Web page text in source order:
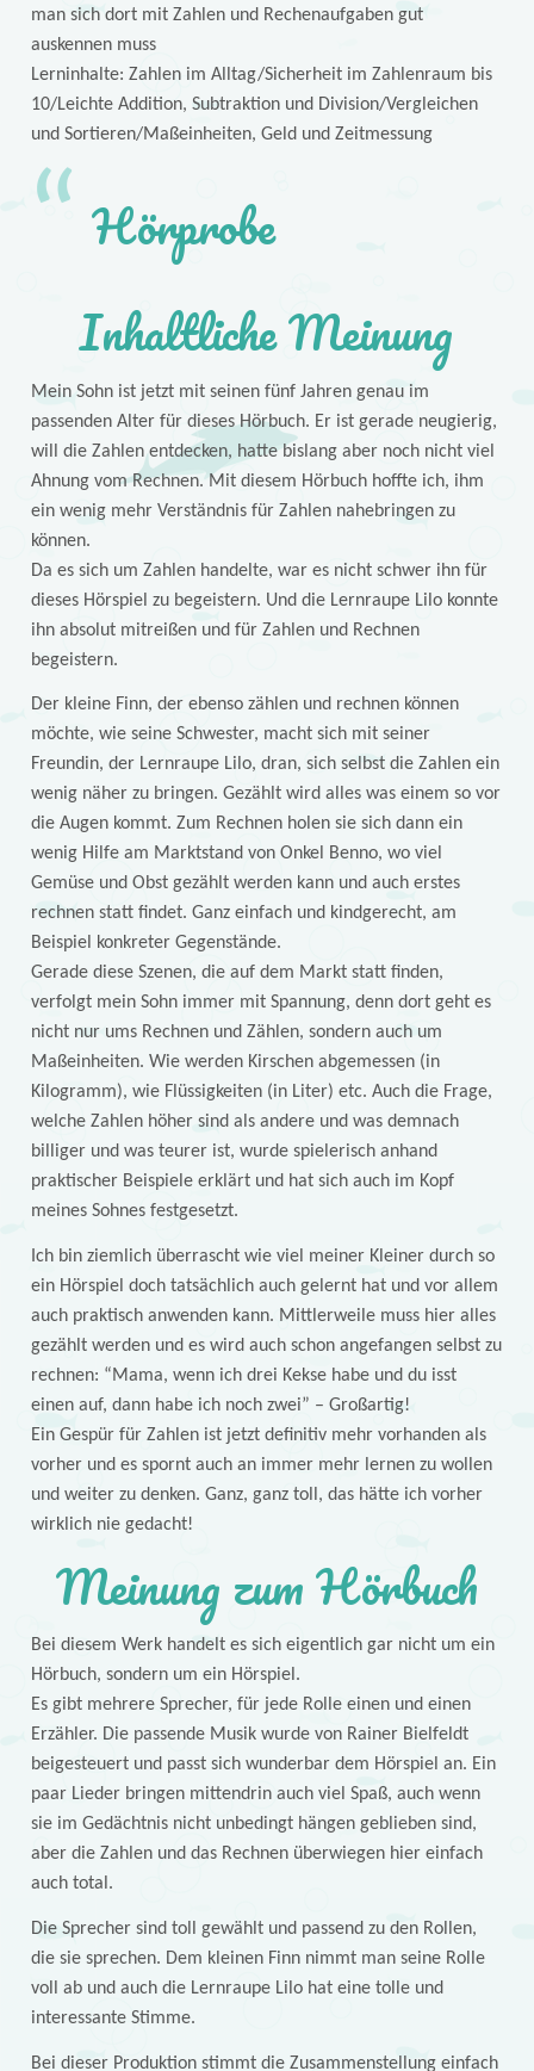
man sich dort mit Zahlen und Rechenaufgaben gut
auskennen muss
Lerninhalte: Zahlen im Alltag/Sicherheit im Zahlenraum bis
10/Leichte Addition, Subtraktion und Division/Vergleichen
und Sortieren/Maßeinheiten, Geld und Zeitmessung
Hörprobe
Inhaltliche Meinung
Mein Sohn ist jetzt mit seinen fünf Jahren genau im
passenden Alter für dieses Hörbuch. Er ist gerade neugierig,
will die Zahlen entdecken, hatte bislang aber noch nicht viel
Ahnung vom Rechnen. Mit diesem Hörbuch hoffte ich, ihm
ein wenig mehr Verständnis für Zahlen nahebringen zu
können.
Da es sich um Zahlen handelte, war es nicht schwer ihn für
dieses Hörspiel zu begeistern. Und die Lernraupe Lilo konnte
ihn absolut mitreißen und für Zahlen und Rechnen
begeistern.
Der kleine Finn, der ebenso zählen und rechnen können
möchte, wie seine Schwester, macht sich mit seiner
Freundin, der Lernraupe Lilo, dran, sich selbst die Zahlen ein
wenig näher zu bringen. Gezählt wird alles was einem so vor
die Augen kommt. Zum Rechnen holen sie sich dann ein
wenig Hilfe am Marktstand von Onkel Benno, wo viel
Gemüse und Obst gezählt werden kann und auch erstes
rechnen statt findet. Ganz einfach und kindgerecht, am
Beispiel konkreter Gegenstände.
Gerade diese Szenen, die auf dem Markt statt finden,
verfolgt mein Sohn immer mit Spannung, denn dort geht es
nicht nur ums Rechnen und Zählen, sondern auch um
Maßeinheiten. Wie werden Kirschen abgemessen (in
Kilogramm), wie Flüssigkeiten (in Liter) etc. Auch die Frage,
welche Zahlen höher sind als andere und was demnach
billiger und was teurer ist, wurde spielerisch anhand
praktischer Beispiele erklärt und hat sich auch im Kopf
meines Sohnes festgesetzt.
Ich bin ziemlich überrascht wie viel meiner Kleiner durch so
ein Hörspiel doch tatsächlich auch gelernt hat und vor allem
auch praktisch anwenden kann. Mittlerweile muss hier alles
gezählt werden und es wird auch schon angefangen selbst zu
rechnen: “Mama, wenn ich drei Kekse habe und du isst
einen auf, dann habe ich noch zwei” – Großartig!
Ein Gespür für Zahlen ist jetzt definitiv mehr vorhanden als
vorher und es spornt auch an immer mehr lernen zu wollen
und weiter zu denken. Ganz, ganz toll, das hätte ich vorher
wirklich nie gedacht!
Meinung zum Hörbuch
Bei diesem Werk handelt es sich eigentlich gar nicht um ein
Hörbuch, sondern um ein Hörspiel.
Es gibt mehrere Sprecher, für jede Rolle einen und einen
Erzähler. Die passende Musik wurde von Rainer Bielfeldt
beigesteuert und passt sich wunderbar dem Hörspiel an. Ein
paar Lieder bringen mittendrin auch viel Spaß, auch wenn
sie im Gedächtnis nicht unbedingt hängen geblieben sind,
aber die Zahlen und das Rechnen überwiegen hier einfach
auch total.
Die Sprecher sind toll gewählt und passend zu den Rollen,
die sie sprechen. Dem kleinen Finn nimmt man seine Rolle
voll ab und auch die Lernraupe Lilo hat eine tolle und
interessante Stimme.
Bei dieser Produktion stimmt die Zusammenstellung einfach